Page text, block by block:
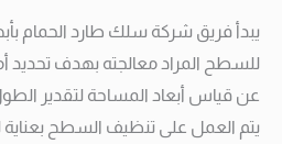
يبدأ فريق شركة سلك طارد الحمام
للسطح المراد معالجته بهدف تحديد
عن قياس أبعاد المساحة لتقدير
يتم العمل على تنظيف السطح بعناية